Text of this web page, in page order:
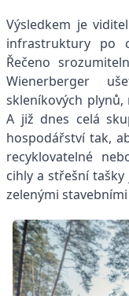
Výsledkem je
infrastruktury po
Řečeno
Wienerberger
skleníkových
A již dnes celá
hospodářství tak,
recyklovatelné
cihly a střešní
zelenými